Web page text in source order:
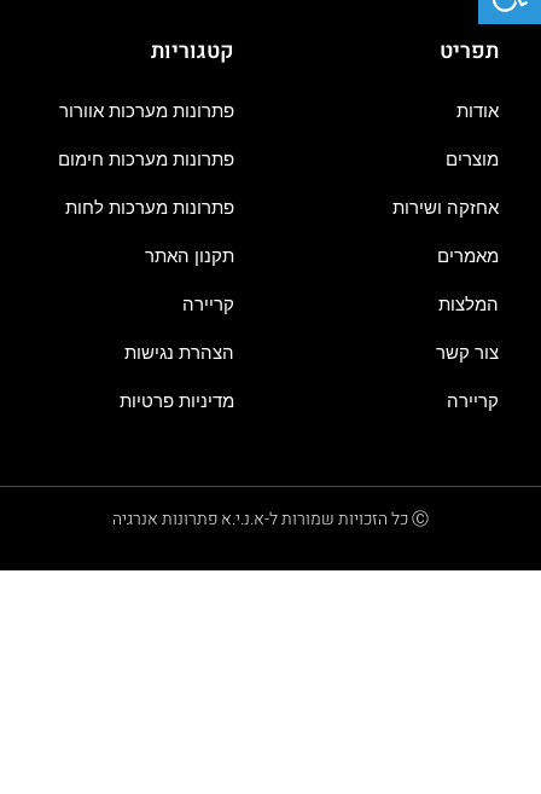
תפריט
אודות
מוצרים
אחזקה ושירות
מאמרים
המלצות
צור קשר
קריירה
קטגוריות
פתרונות מערכות אוורור
פתרונות מערכות חימום
פתרונות מערכות לחות
תקנון האתר
קריירה
הצהרת נגישות
מדיניות פרטיות
Ⓒ כל הזכויות שמורות ל-א.נ.י.א פתרונות אנרגיה